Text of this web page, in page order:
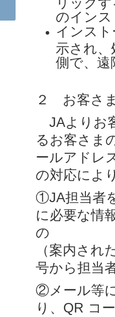
のイン
インス
示され
側で、遠
２ お客さ
JAよりお
るお客さま
ールアドレ
の対応によ
①JA担当者
に必要な情
の 部
（案内さ
号から担当
②メール等
り、QR コ